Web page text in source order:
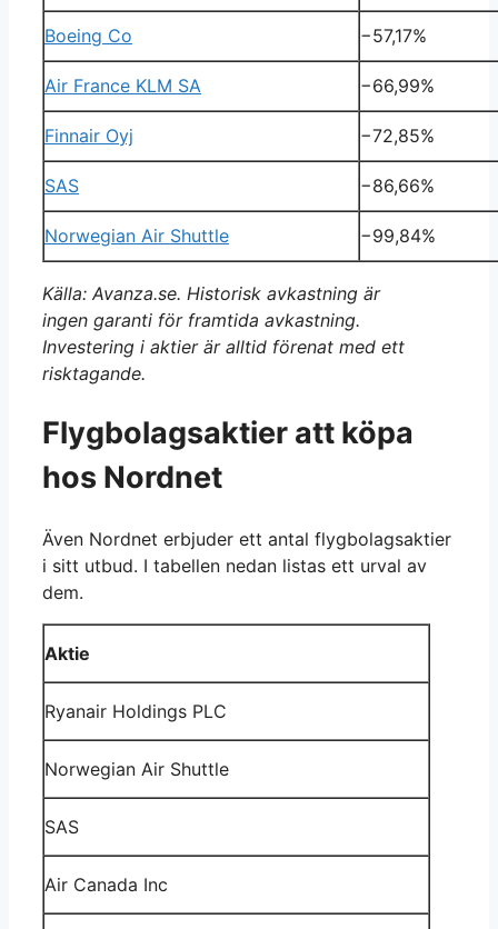
Boeing Co −57,17%
Air France KLM SA −66,99%
Finnair Oyj −72,85%
SAS −86,66%
Norwegian Air Shuttle −99,84%
Källa: Avanza.se. Historisk avkastning är
ingen garanti för framtida avkastning.
Investering i aktier är alltid förenat med ett
risktagande.
Flygbolagsaktier att köpa
hos Nordnet
Även Nordnet erbjuder ett antal flygbolagsaktier
i sitt utbud. I tabellen nedan listas ett urval av
dem.
Aktie
Ryanair Holdings PLC
Norwegian Air Shuttle
SAS
Air Canada Inc